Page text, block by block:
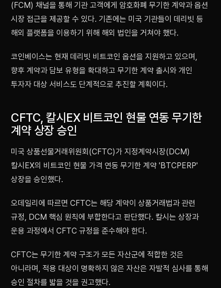
(FCM) 채널을 통해 기관 고객에게 암호화폐 무기한 계약과 옵션
시장 접근을 제공할 수 있다. 기존에는 미국 기관들이 데리빗 등
해외 플랫폼을 이용하기 위해 해외 법인을 거쳐야 했다.
코인베이스는 현재 데리빗 비트코인 옵션을 지원하고 있으며,
향후 계약과 담보 유형을 확대하고 무기한 계약 출시와 개인
투자자 대상 서비스도 단계적으로 추진할 계획이다.
CFTC, 칼시EX 비트코인 현물 연동 무기한
계약 상장 승인
미국 상품선물거래위원회(CFTC)가 지정계약시장(DCM)
칼시EX의 비트코인 현물 가격 연동 무기한 계약 'BTCPERP'
상장을 승인했다.
오데일리에 따르면 CFTC는 해당 계약이 상품거래법과 관련
규정, DCM 핵심 원칙에 부합한다고 판단했다. 칼시는 상장과
운용 과정에서 CFTC 규정을 준수해야 한다.
CFTC는 무기한 계약 구조가 모든 자산군에 적합한 것은
아니라며, 적용 대상이 명확하지 않은 자산은 자발적 심사를 통해
승인 절차를 밟을 것을 권고했다.